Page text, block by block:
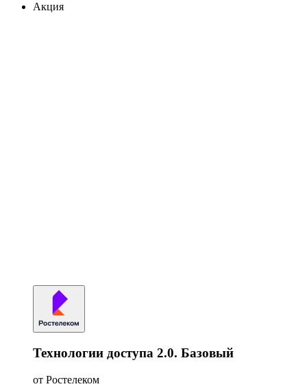
Акция
Технологии доступа 2.0. Базовый
от Ростелеком